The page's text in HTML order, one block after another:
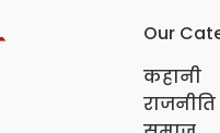
Our
कहानी
राजनीति